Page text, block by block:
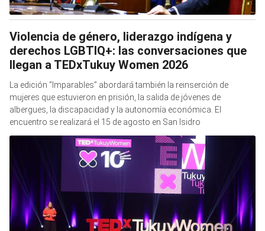
Violencia de género, liderazgo indígena y
derechos LGBTIQ+: las conversaciones que
llegan a TEDxTukuy Women 2026
La edición “Imparables” abordará también la reinserción de
mujeres que estuvieron en prisión, la salida de jóvenes de
albergues, la discapacidad y la autonomía económica. El
encuentro se realizará el 15 de agosto en San Isidro